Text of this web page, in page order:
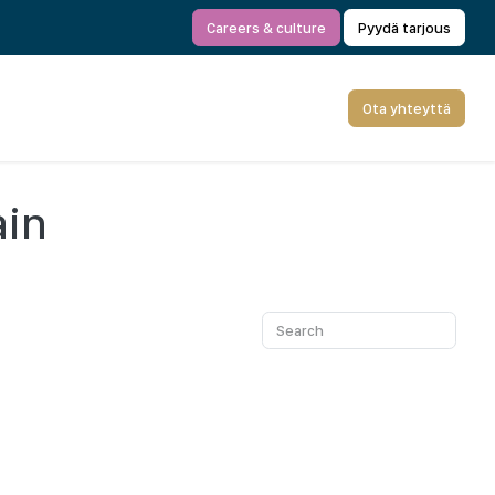
Careers & culture Pyydä tarjous
Ota yhteyttä